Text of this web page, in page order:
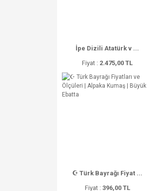
İpe Dizili Atatürk v ...
Fiyat : 2.475,00 TL
☪ Türk Bayrağı Fiyat ...
Fiyat : 396,00 TL